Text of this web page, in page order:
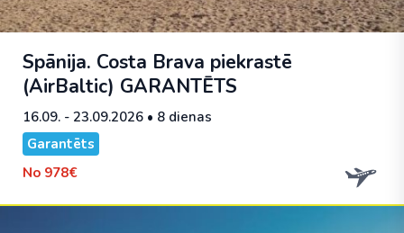
Spānija. Costa Brava piekrastē
(AirBaltic) GARANTĒTS
16.09. - 23.09.2026 • 8 dienas
Garantēts
No 978€